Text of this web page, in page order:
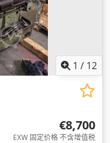
1 / 12
€8,700
EXW 固定价格 不含增值税